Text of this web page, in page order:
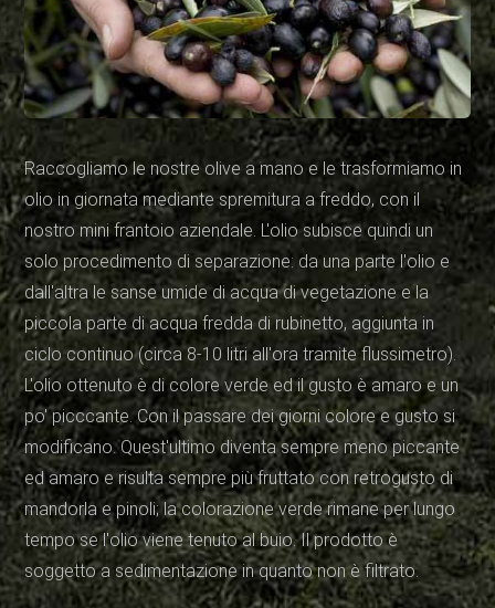
Raccogliamo le nostre olive a mano e le trasformiamo in
olio in giornata mediante spremitura a freddo, con il
nostro mini frantoio aziendale. L'olio subisce quindi un
solo procedimento di separazione: da una parte l'olio e
dall'altra le sanse umide di acqua di vegetazione e la
piccola parte di acqua fredda di rubinetto, aggiunta in
ciclo continuo (circa 8-10 litri all'ora tramite flussimetro).
L'olio ottenuto è di colore verde ed il gusto è amaro e un
po' picccante. Con il passare dei giorni colore e gusto si
modificano. Quest'ultimo diventa sempre meno piccante
ed amaro e risulta sempre più fruttato con retrogusto di
mandorla e pinoli; la colorazione verde rimane per lungo
tempo se l'olio viene tenuto al buio. Il prodotto è
soggetto a sedimentazione in quanto non è filtrato.